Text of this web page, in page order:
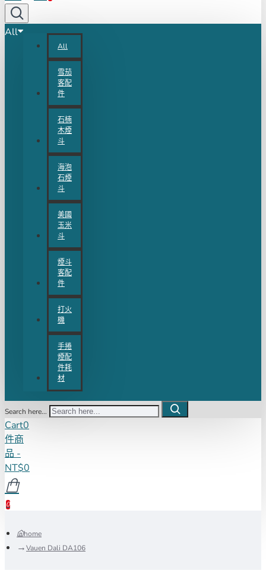
All
All
雪茄
客配
件
石楠
木煙
斗
海泡
石煙
斗
美國
玉米
斗
煙斗
客配
件
打火
機
手捲
煙配
件耗
材
Search here...
Cart0
件商
品 -
NT$0
0
home
Vauen Dali DA106